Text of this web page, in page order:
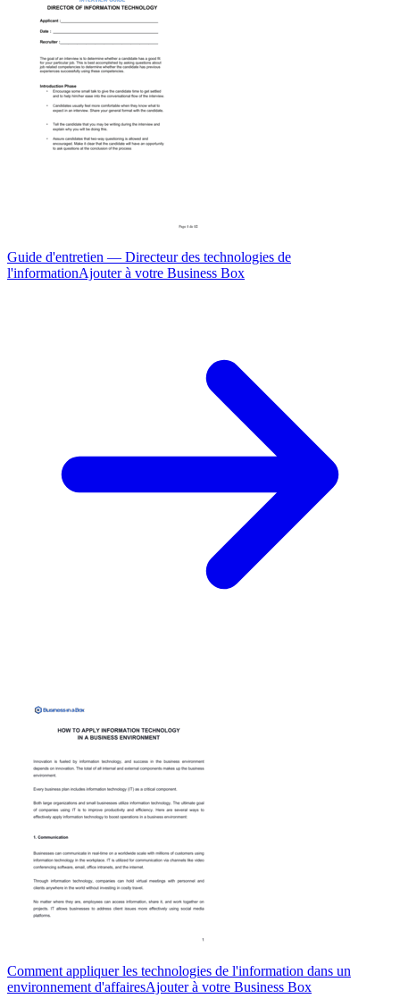
Guide d'entretien — Directeur des technologies de
l'informationAjouter à votre Business Box
Comment appliquer les technologies de l'information dans un
environnement d'affairesAjouter à votre Business Box